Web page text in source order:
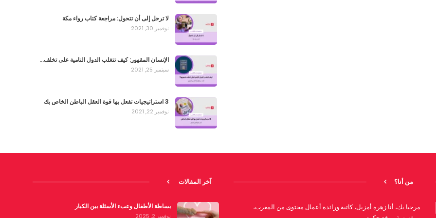
لا ترحل إلى أن تتحول: مراجعة كتاب رواء مكة
نوفمبر 30, 2021
الإنسان المقهور: كيف تتغلب الدول النامية على تخلف…
سبتمبر 25, 2021
3 استراتيجيات تفعل بها قوة العقل الباطن الخاص بك
نوفمبر 22, 2021
من أنا؟
مرحبا بك، أنا زهرة أمزيل، كاتبة ورائدة أعمال محتوى من المغرب،
آخر المقالات
بساطة الأطفال وعبء الأسئلة بين الكبار
نوفمبر 2, 2025